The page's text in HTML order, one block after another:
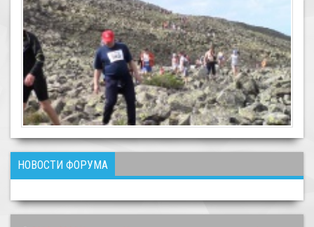
НОВОСТИ ФОРУМА